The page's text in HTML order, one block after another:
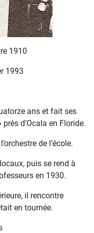
1910
1993
ans et fait ses
près d’Ocala en Floride.
de l’école.
puis se rend à
en 1930.
il rencontre
en tournée.